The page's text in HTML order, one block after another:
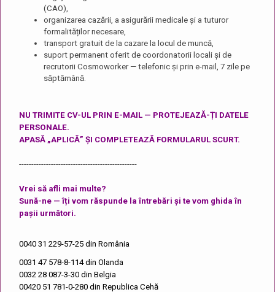
(CAO),
organizarea cazării, a asigurării medicale și a tuturor
formalităților necesare,
transport gratuit de la cazare la locul de muncă,
suport permanent oferit de coordonatorii locali și de
recrutorii Cosmoworker — telefonic și prin e-mail, 7 zile pe
săptămână.
NU TRIMITE CV-UL PRIN E-MAIL — PROTEJEAZĂ-ȚI DATELE
PERSONALE.
APASĂ „APLICĂ” ȘI COMPLETEAZĂ FORMULARUL SCURT.
------------------------------------------------
Vrei să afli mai multe?
Sună-ne — îți vom răspunde la întrebări și te vom ghida în
pașii următori.
0040 31 229-57-25 din România
0031 47 578-8-114din Olanda
0032 28 087-3-30 din Belgia
00420 51 781-0-280 din Republica Cehă